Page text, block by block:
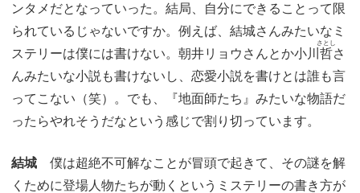
ンタメだとなっていった。結局、自分にできることって限
られているじゃないですか。例えば、結城さんみたいなミ
ステリーは僕には書けない。朝井リョウさんとか小川 哲
さとし
さ
んみたいな小説も書けないし、恋愛小説を書けとは誰も言
ってこない（笑）。でも、『地面師たち』みたいな物語だ
ったらやれそうだなという感じで割り切っています。
結城 僕は超絶不可解なことが冒頭で起きて、その謎を解
くために登場人物たちが動くというミステリーの書き方が